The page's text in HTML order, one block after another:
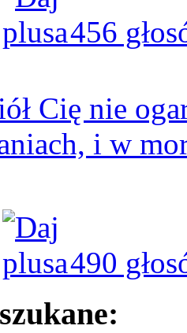
456
Cię nie
i w
490